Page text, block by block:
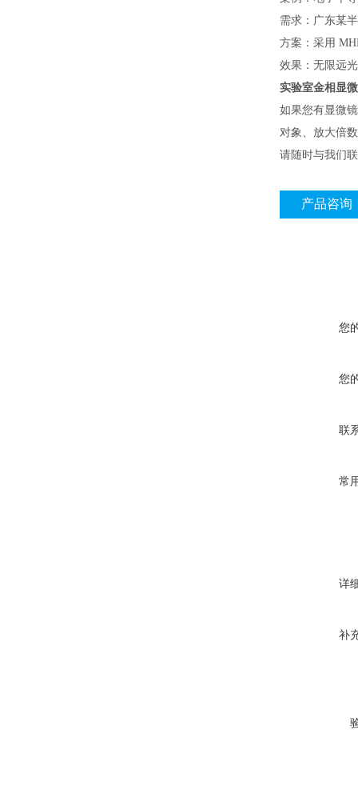
需求：广东某
方案：采用
效果：无限远
实验室金相显
如果您有显微
对象、放大倍
请随时与我们
产品咨询
您
您
联
常
详
补